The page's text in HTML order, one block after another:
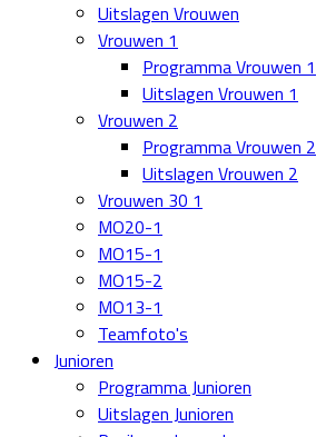
Uitslagen Vrouwen
Vrouwen 1
Programma Vrouwen 1
Uitslagen Vrouwen 1
Vrouwen 2
Programma Vrouwen 2
Uitslagen Vrouwen 2
Vrouwen 30 1
MO20-1
MO15-1
MO15-2
MO13-1
Teamfoto's
Junioren
Programma Junioren
Uitslagen Junioren